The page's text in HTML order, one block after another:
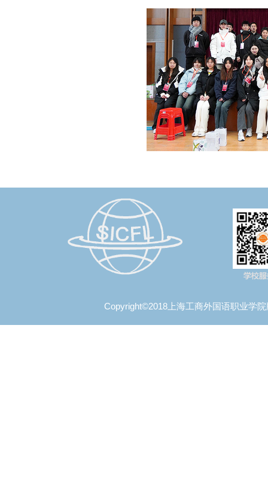
Copyright©2018上海工商外国语职业学